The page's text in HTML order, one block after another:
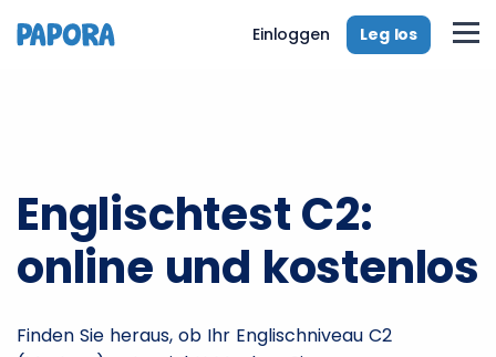
Einloggen Leg los
Englischtest C2:
online und kostenlos
Finden Sie heraus, ob Ihr Englischniveau C2